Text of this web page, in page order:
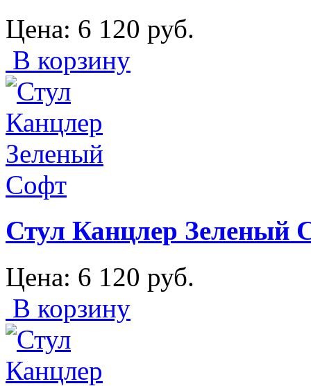
Цена: 6 120 руб.
В корзину
Стул Канцлер Зеленый
Цена: 6 120 руб.
В корзину